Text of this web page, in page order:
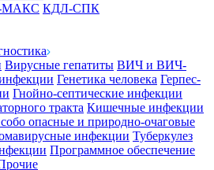
МАКС КДЛ-СПК
Вирусные гепатиты ВИЧ и ВИЧ-
Генетика человека Герпес-
Гнойно-септические инфекции
тракта Кишечные инфекции
опасные и природно-очаговые
инфекции Туберкулез
Программное обеспечение